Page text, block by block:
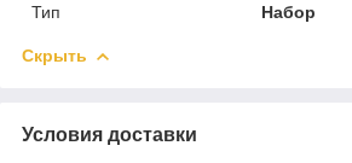
Тип
Набор
Скрыть
Условия доставки